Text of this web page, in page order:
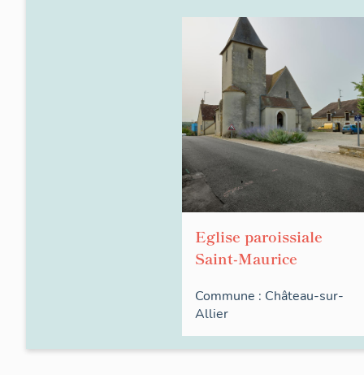
Eglise paroissiale
Saint-Maurice
Commune : Château-sur-
Allier